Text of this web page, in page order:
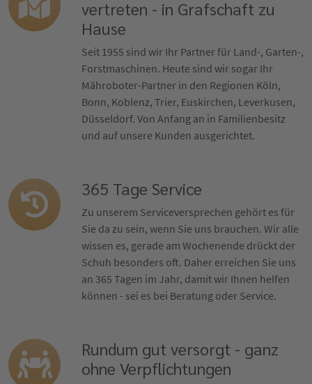
vertreten - in Grafschaft zu
Hause
Seit 1955 sind wir Ihr Partner für Land-, Garten-,
Forstmaschinen. Heute sind wir sogar Ihr
Mähroboter-Partner in den Regionen Köln,
Bonn, Koblenz, Trier, Euskirchen, Leverkusen,
Düsseldorf. Von Anfang an in Familienbesitz
und auf unsere Kunden ausgerichtet.
365 Tage Service
Zu unserem Serviceversprechen gehört es für
Sie da zu sein, wenn Sie uns brauchen. Wir alle
wissen es, gerade am Wochenende drückt der
Schuh besonders oft. Daher erreichen Sie uns
an 365 Tagen im Jahr, damit wir Ihnen helfen
können - sei es bei Beratung oder Service.
Rundum gut versorgt - ganz
ohne Verpflichtungen